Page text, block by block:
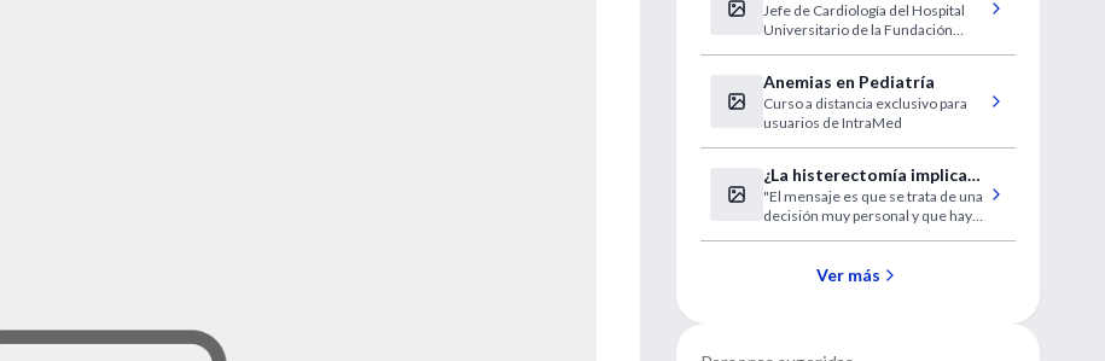
fallecimiento del Dr.
Enrique Pablo Gurfinkel
Jefe de Cardiología del Hospital
Universitario de la Fundación
CONICET y pasa a ejercer el cargo
de Director Académico del
Departamento de Ciencias
Cardiovasculares.
Anemias en Pediatría
Curso a distancia exclusivo para
usuarios de IntraMed
¿La histerectomía implica
extirpar también los
ovarios?
"El mensaje es que se trata de una
decisión muy personal y que hay
Ver más